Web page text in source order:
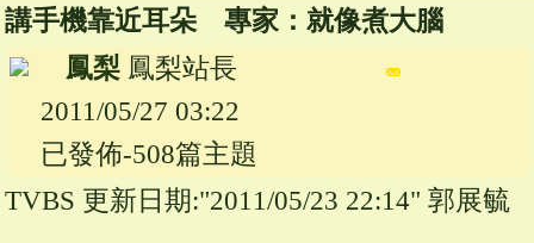
講手機靠近耳朵 專家：就像煮大腦
鳳梨 鳳梨站長
2011/05/27 03:22
已發佈-508篇主題
TVBS 更新日期:"2011/05/23 22:14" 郭展毓